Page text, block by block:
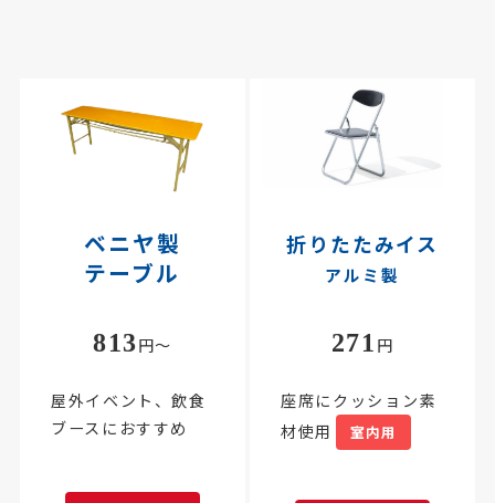
ベニヤ製
テーブル
813円～
屋外イベント、飲食
ブースにおすすめ
折りたたみイス
アルミ製
271 円
座席にクッション素
材使用
室内用